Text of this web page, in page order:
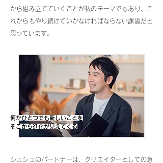
から組み立てていくことが私のテーマでもあり、こ
れからもやり続けていかなければならない課題だと
思っています。
何かひとつでも新しいことを
そこから進化が見えてくる
シュシュのパートナーは、クリエイターとしての意